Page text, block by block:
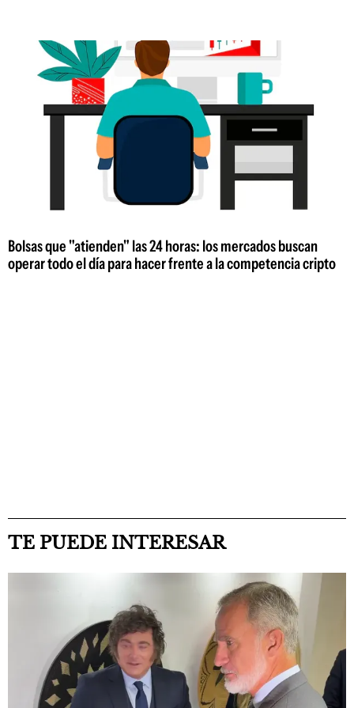
Bolsas que "atienden" las 24 horas: los mercados buscan
operar todo el día para hacer frente a la competencia cripto
TE PUEDE INTERESAR